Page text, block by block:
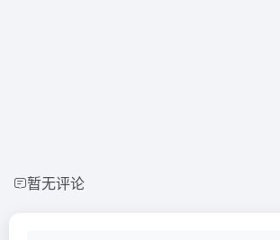
暂无评论